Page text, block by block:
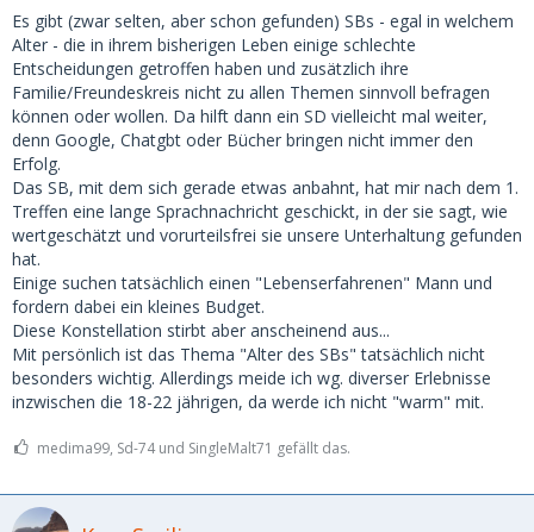
Es gibt (zwar selten, aber schon gefunden) SBs - egal in welchem
Alter - die in ihrem bisherigen Leben einige schlechte
Entscheidungen getroffen haben und zusätzlich ihre
Familie/Freundeskreis nicht zu allen Themen sinnvoll befragen
können oder wollen. Da hilft dann ein SD vielleicht mal weiter,
denn Google, Chatgbt oder Bücher bringen nicht immer den
Erfolg.
Das SB, mit dem sich gerade etwas anbahnt, hat mir nach dem 1.
Treffen eine lange Sprachnachricht geschickt, in der sie sagt, wie
wertgeschätzt und vorurteilsfrei sie unsere Unterhaltung gefunden
hat.
Einige suchen tatsächlich einen "Lebenserfahrenen" Mann und
fordern dabei ein kleines Budget.
Diese Konstellation stirbt aber anscheinend aus...
Mit persönlich ist das Thema "Alter des SBs" tatsächlich nicht
besonders wichtig. Allerdings meide ich wg. diverser Erlebnisse
inzwischen die 18-22 jährigen, da werde ich nicht "warm" mit.
medima99, Sd-74 und SingleMalt71 gefällt das.